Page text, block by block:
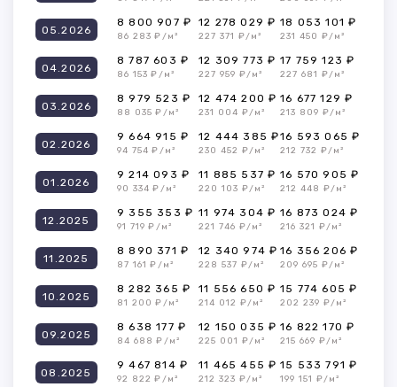
05.2026
8 800 907 ₽
86 283 ₽/м²
12 278 029 ₽
227 371 ₽/м²
18 053 101 ₽
231 450 ₽/м²
04.2026
8 787 603 ₽
86 153 ₽/м²
12 309 773 ₽
227 959 ₽/м²
17 759 123 ₽
227 681 ₽/м²
03.2026
8 979 523 ₽
88 035 ₽/м²
12 474 200 ₽
231 004 ₽/м²
16 677 129 ₽
213 809 ₽/м²
02.2026
9 664 915 ₽
94 754 ₽/м²
12 444 385 ₽
230 452 ₽/м²
16 593 065 ₽
212 732 ₽/м²
01.2026
9 214 093 ₽
90 334 ₽/м²
11 885 537 ₽
220 103 ₽/м²
16 570 905 ₽
212 448 ₽/м²
12.2025
9 355 353 ₽
91 719 ₽/м²
11 974 304 ₽
221 746 ₽/м²
16 873 024 ₽
216 321 ₽/м²
11.2025
8 890 371 ₽
87 161 ₽/м²
12 340 974 ₽
228 537 ₽/м²
16 356 206 ₽
209 695 ₽/м²
10.2025
8 282 365 ₽
81 200 ₽/м²
11 556 650 ₽
214 012 ₽/м²
15 774 605 ₽
202 239 ₽/м²
09.2025
8 638 177 ₽
84 688 ₽/м²
12 150 035 ₽
225 001 ₽/м²
16 822 170 ₽
215 669 ₽/м²
08.2025
9 467 814 ₽
92 822 ₽/м²
11 465 455 ₽
212 323 ₽/м²
15 533 791 ₽
199 151 ₽/м²